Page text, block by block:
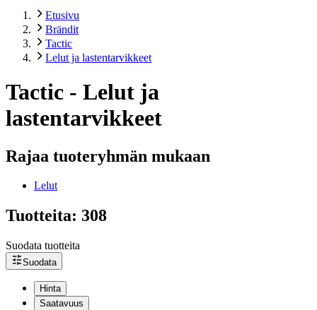
Etusivu
Brändit
Tactic
Lelut ja lastentarvikkeet
Tactic - Lelut ja
lastentarvikkeet
Rajaa tuoteryhmän mukaan
Lelut
Tuotteita: 308
Suodata tuotteita
Suodata
Hinta
Saatavuus